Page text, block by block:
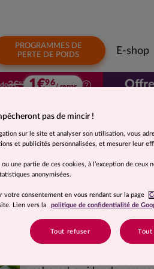
PROGRAMMES DE
PERTE DE POIDS
E-shop
colis à moitié prix. À
3€92 1€96/ repas
Suggestion de présentation. Photo non contractuelle. Filet mignon de
de terre
Ingrédients
Pommes de terre 43%, filet
France), eau, fécule de
pas de mincir !
sur le site et analyser son utilisation, vous
et publicités personnalisées, et mesurer leur
une partie de ces cookies, à l’exception de ceux
anonymisées.
consentement en vous rendant sur la page
Lien vers la
politique de confidentialité de
Tout refuser Tout